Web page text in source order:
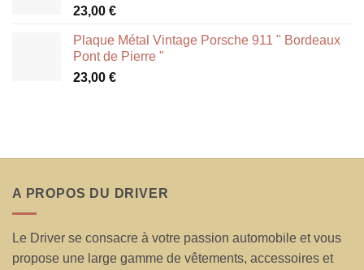
23,00 €
Plaque Métal Vintage Porsche 911 " Bordeaux
Pont de Pierre "
23,00 €
A PROPOS DU DRIVER
Le Driver se consacre à votre passion automobile et vous
propose une large gamme de vêtements, accessoires et